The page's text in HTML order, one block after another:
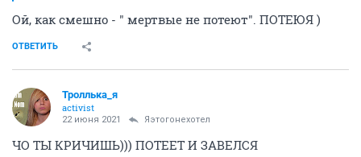
Ой, как смешно - " мертвые не потеют". ПОТЕЮЯ )
ОТВЕТИТЬ
Троллька_я
activist
22 июня 2021 Яэтогонехотел
ЧО ТЫ КРИЧИШЬ))) ПОТЕЕТ И ЗАВЕЛСЯ